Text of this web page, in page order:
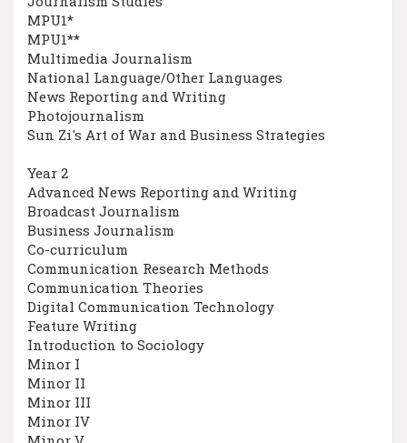
MPU1*
MPU1**
Multimedia Journalism
National Language/Other Languages
News Reporting and Writing
Photojournalism
Sun Zi's Art of War and Business Strategies
Year 2
Advanced News Reporting and Writing
Broadcast Journalism
Business Journalism
Co-curriculum
Communication Research Methods
Communication Theories
Digital Communication Technology
Feature Writing
Introduction to Sociology
Minor I
Minor II
Minor III
Minor IV